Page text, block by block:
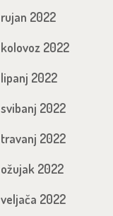
rujan 2022
kolovoz 2022
lipanj 2022
svibanj 2022
travanj 2022
ožujak 2022
veljača 2022